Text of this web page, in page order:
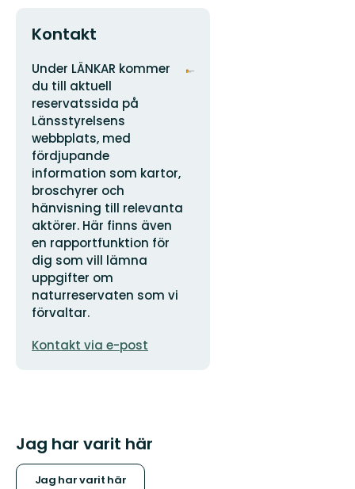
Kontakt
Adress
Under LÄNKAR kommer
du till aktuell
reservatssida på
Länsstyrelsens
webbplats, med
fördjupande
information som kartor,
broschyrer och
hänvisning till relevanta
aktörer. Här finns även
en rapportfunktion för
dig som vill lämna
uppgifter om
naturreservaten som vi
förvaltar.
postadress
Kontakt via e-post
Organisationens
Jag har varit här
Jag har varit här